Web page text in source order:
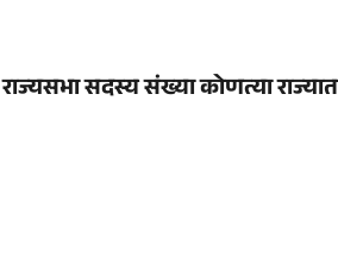
सदस्य संख्या कोणत्या